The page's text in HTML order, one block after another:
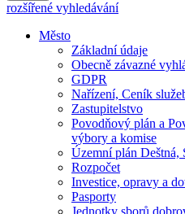
rozšířené vyhledávání
Město
Základní údaje
Obecně závazné
GDPR
Nařízení, Ceník
Zastupitelstvo
Povodňový plán a
výbory a komise
Územní plán Deštná,
Rozpočet
Investice, opravy a
Pasporty
Jednotky sborů